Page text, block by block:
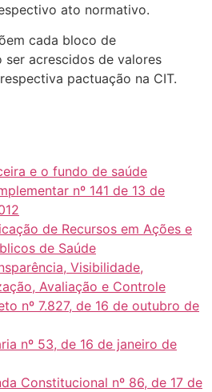
ato normativo.
cada bloco de
acrescidos de valores
pactuação na CIT.
e o fundo de saúde
nº 141 de 13 de
de Recursos em Ações e
de Saúde
Visibilidade,
Avaliação e Controle
nº 7.827, de 16 de outubro de
nº 53, de 16 de janeiro de
Constitucional nº 86, de 17 de